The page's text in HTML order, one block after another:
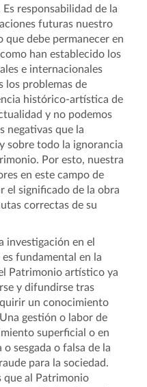
responsabilidad de la
futuras nuestro
debe permanecer en
han establecido los
e internacionales
los problemas de
histórico-artística de
y no podemos
negativas que la
sobre todo la ignorancia
Por esto, nuestra
en este campo de
el significado de la obra
correctas de su
investigación en el
fundamental en la
Patrimonio artístico ya
y difundirse tras
un conocimiento
gestión o labor de
superficial o en
sesgada o falsa de la
para la sociedad.
que al Patrimonio